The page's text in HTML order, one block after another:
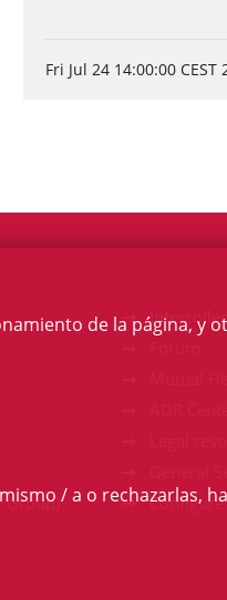
Fri Jul 24 14:00:00 CEST
Group)
de la página, y
/ a o rechazarlas,